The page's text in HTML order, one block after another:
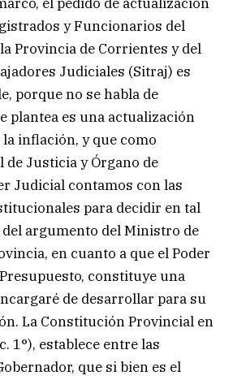
y Funcionarios del
Provincia de Corrientes y del
Judiciales (Sitraj) es
porque no se habla de
plantea es una actualización
inflación, y que como
Justicia y Órgano de
Judicial contamos con las
para decidir en tal
del argumento del Ministro de
en cuanto a que el Poder
constituye una
de desarrollar para su
La Constitución Provincial en
1°), establece entre las
que si bien es el